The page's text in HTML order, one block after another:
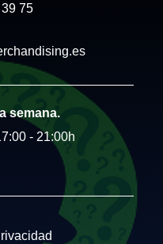
75
semana.
- 21:00h